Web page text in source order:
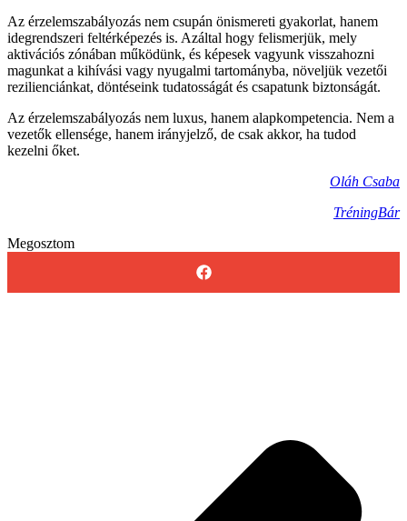
Az érzelemszabályozás nem csupán önismereti gyakorlat, hanem
idegrendszeri feltérképezés is. Azáltal hogy felismerjük, mely
aktivációs zónában működünk, és képesek vagyunk visszahozni
magunkat a kihívási vagy nyugalmi tartományba, növeljük vezetői
rezilienciánkat, döntéseink tudatosságát és csapatunk biztonságát.
Az érzelemszabályozás nem luxus, hanem alapkompetencia. Nem a
vezetők ellensége, hanem irányjelző, de csak akkor, ha tudod
kezelni őket.
Oláh Csaba
TréningBár
Megosztom